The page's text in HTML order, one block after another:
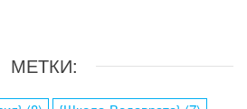
МЕТКИ: